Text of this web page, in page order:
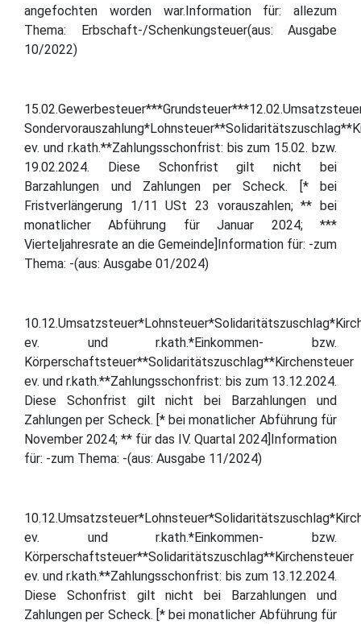
angefochten worden war.Information für: allezum
Thema: Erbschaft-/Schenkungsteuer(aus: Ausgabe
10/2022)
ev. und r.kath.**Zahlungsschonfrist: bis zum 15.02. bzw.
19.02.2024. Diese Schonfrist gilt nicht bei
Barzahlungen und Zahlungen per Scheck. [* bei
Fristverlängerung 1/11 USt 23 vorauszahlen; ** bei
monatlicher Abführung für Januar 2024; ***
Vierteljahresrate an die Gemeinde]Information für: -zum
Thema: -(aus: Ausgabe 01/2024)
ev. und r.kath.*Einkommen- bzw.
Körperschaftsteuer**Solidaritätszuschlag**Kirchensteuer
ev. und r.kath.**Zahlungsschonfrist: bis zum 13.12.2024.
Diese Schonfrist gilt nicht bei Barzahlungen und
Zahlungen per Scheck. [* bei monatlicher Abführung für
November 2024; ** für das IV. Quartal 2024]Information
für: -zum Thema: -(aus: Ausgabe 11/2024)
ev. und r.kath.*Einkommen- bzw.
Körperschaftsteuer**Solidaritätszuschlag**Kirchensteuer
ev. und r.kath.**Zahlungsschonfrist: bis zum 13.12.2024.
Diese Schonfrist gilt nicht bei Barzahlungen und
Zahlungen per Scheck. [* bei monatlicher Abführung für